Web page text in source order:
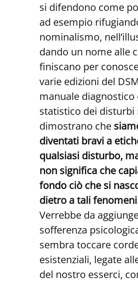
si difendono come
ad esempio
nominalismo,
dando un nome alle
finiscano per
varie edizioni del
manuale diagnostico
statistico dei disturbi
dimostrano che
diventati bravi a
qualsiasi disturbo,
non significa che
fondo ciò che si
dietro a tali
Verrebbe da
sofferenza
sembra toccare
esistenziali, legate
del nostro esserci,